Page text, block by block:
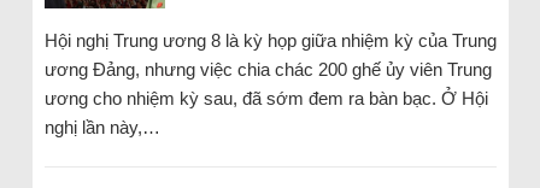
Hội nghị Trung ương 8 là kỳ họp giữa nhiệm kỳ của Trung
ương Đảng, nhưng việc chia chác 200 ghế ủy viên Trung
ương cho nhiệm kỳ sau, đã sớm đem ra bàn bạc. Ở Hội
nghị lần này,…